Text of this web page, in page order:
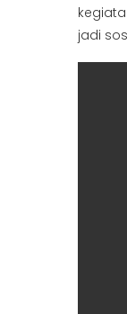
jadi